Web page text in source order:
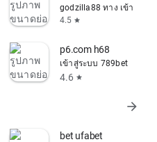
godzilla88 ทาง เข้า
4.5 star
p6.com h68
เข้าสู่ระบบ 789bet
4.6 star
arrow_forward
bet ufabet